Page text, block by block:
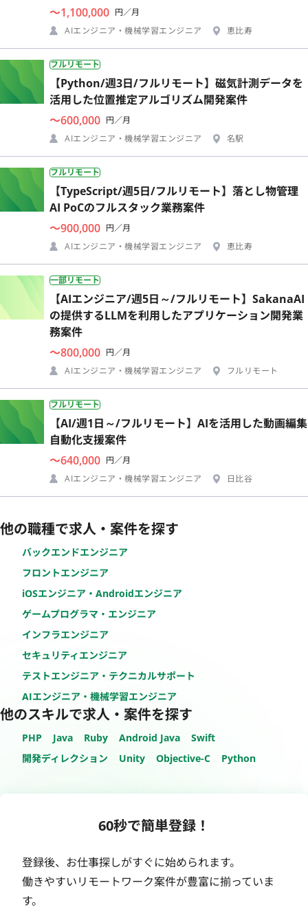
〜1,100,000 円／月
AIエンジニア・機械学習エンジニア
恵比寿
フルリモート
【Python/週3日/フルリモート】磁気計測データを
活用した位置推定アルゴリズム開発案件
〜600,000 円／月
AIエンジニア・機械学習エンジニア
名駅
フルリモート
【TypeScript/週5日/フルリモート】落とし物管理
AI PoCのフルスタック業務案件
〜900,000 円／月
AIエンジニア・機械学習エンジニア
恵比寿
一部リモート
【AIエンジニア/週5日～/フルリモート】SakanaAI
の提供するLLMを利用したアプリケーション開発業
務案件
〜800,000 円／月
AIエンジニア・機械学習エンジニア
フルリモート
フルリモート
【AI/週1日～/フルリモート】AIを活用した動画編集
自動化支援案件
〜640,000 円／月
AIエンジニア・機械学習エンジニア
日比谷
他の職種で求人・案件を探す
バックエンドエンジニア
フロントエンジニア
iOSエンジニア・Androidエンジニア
ゲームプログラマ・エンジニア
インフラエンジニア
セキュリティエンジニア
テストエンジニア・テクニカルサポート
AIエンジニア・機械学習エンジニア
他のスキルで求人・案件を探す
PHP Java Ruby Android Java
Swift
開発ディレクション
Unity Objective-C Python
60秒で簡単登録！
登録後、お仕事探しがすぐに始められます。
働きやすいリモートワーク案件が豊富に揃っていま
す。